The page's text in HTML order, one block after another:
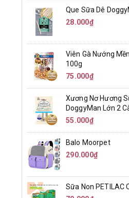
Que Sữa Dê
28.000₫
Viên Gà Nướng
100g
75.000₫
Xương Nơ Hương
DoggyMan Lớn 2
55.000₫
Balo Moorpet
290.000₫
Sữa Non PETILAC